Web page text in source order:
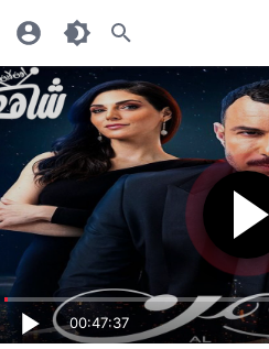
00:47:37